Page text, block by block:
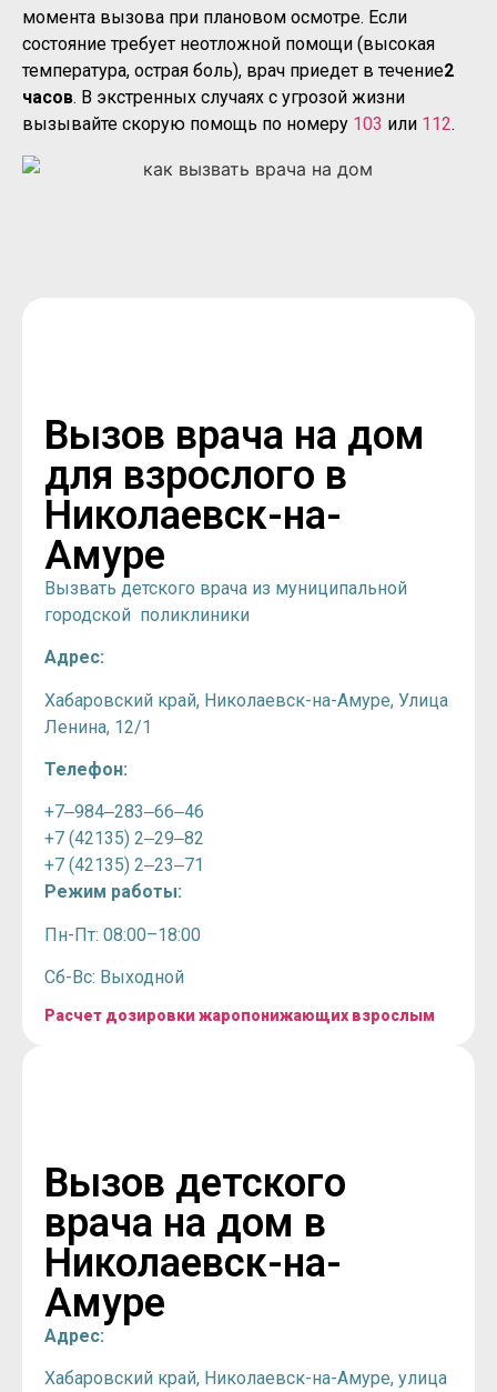
момента вызова при плановом осмотре. Если
состояние требует неотложной помощи (высокая
температура, острая боль), врач приедет в течение2
часов. В экстренных случаях с угрозой жизни
вызывайте скорую помощь по номеру 103 или 112.
Вызов врача на дом
для взрослого в
Николаевск-на-
Амуре
Вызвать детского врача из муниципальной
городской поликлиники
Адрес:
Хабаровский край, Николаевск-на-Амуре, Улица
Ленина, 12/1
Телефон:
+7‒984‒283‒66‒46
+7 (42135) 2‒29‒82
+7 (42135) 2‒23‒71
Режим работы:
Пн-Пт: 08:00–18:00
Сб-Вс: Выходной
Расчет дозировки жаропонижающих взрослым
Вызов детского
врача на дом в
Николаевск-на-
Амуре
Адрес:
Хабаровский край, Николаевск-на-Амуре, улица